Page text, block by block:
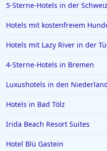
5-Sterne-Hotels in der Schweiz
Hotels mit kostenfreiem
Hotels mit Lazy River in der
4-Sterne-Hotels in Bremen
Luxushotels in den
Hotels in Bad Tölz
Irida Beach Resort Suites
Hotel Blü Gastein